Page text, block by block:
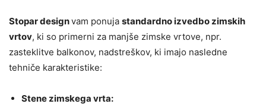
Stopar designvam ponuja standardno izvedbo zimskih
vrtov, ki so primerni za manjše zimske vrtove, npr.
zasteklitve balkonov, nadstreškov, ki imajo nasledne
tehniče karakteristike:
Stene zimskega vrta: